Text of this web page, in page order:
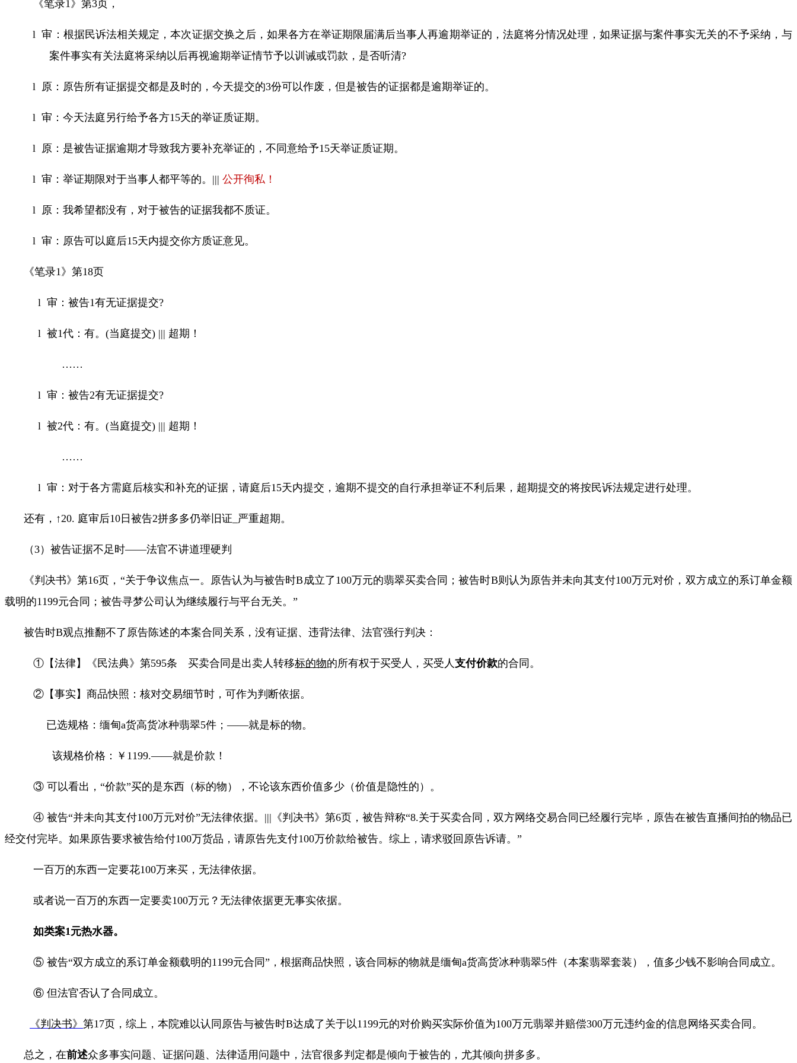
《笔录1 》第3页，
l 审：根据民诉法相关规定，本次证据交换之后，如果各方在举证期限届满后当事人再逾期举证的，法庭将分情况处理，如果证据与案件事实无关的不予采纳，与
案件事实有关法庭将采纳以后再视逾期举证情节予以训诫或罚款，是否听清?
l 原：原告所有证据提交都是及时的，今天提交的3份可以作废，但是被告的证据都是逾期举证的。
l 审：今天法庭另行给予各方15天的举证质证期。
l 原：是被告证据逾期才导致我方要补充举证的，不同意给予15天举证质证期。
l 审：举证期限对于当事人都平等的。 |||公开徇私！
l 原：我希望都没有，对于被告的证据我都不质证。
l 审：原告可以庭后15天内提交你方质证意见。
《笔录1 》第18页
l 审：被告1有无证据提交?
l 被1代：有。 (当庭提交) ||| 超期！
……
l 审：被告2有无证据提交?
l 被2代：有。 (当庭提交) ||| 超期！
……
l 审：对于各方需庭后核实和补充的证据，请庭后15天内提交，逾期不提交的自行承担举证不利后果，超期提交的将按民诉法规定进行处理。
还有，↑20. 庭审后10日被告2拼多多仍举旧证 严重超期。
（3）被告证据不足时——法官不讲道理硬判
《判决书》第16页，“关于争议焦点一。原告认为与被告时B成立了100万元的翡翠买卖合同；被告时B则认为原告并未向其支付100万元对价，双方成立的系订单金额
载明的1199元合同；被告寻梦公司认为继续履行与平台无关。”
被告时B观点推翻不了原告陈述的本案合同关系，没有证据、违背法律、法官强行判决：
①【法律】《民法典》第595条 买卖合同是出卖人转移标的物的所有权于买受人，买受人 支付价款的合同。
②【事实】商品快照：核对交易细节时，可作为判断依据。
已选规格：缅甸a货高货冰种翡翠5件；——就是标的物。
该规格价格：￥ 1199.——就是价款！
③ 可以看出，“价款”买的是东西（标的物），不论该东西价值多少（价值是隐性的）。
④ 被告“并未向其支付100万元对价”无法律依据。 ||| 《判决书》第6页，被告辩称“8.关于买卖合同，双方网络交易合同已经履行完毕，原告在被告直播间拍的物品已
经交付完毕。如果原告要求被告给付100万货品，请原告先支付100万价款给被告。综上，请求驳回原告诉请。”
一百万的东西一定要花100万来买，无法律依据。
或者说一百万的东西一定要卖100万元？无法律依据更无事实依据。
如类案1 元热水器。
⑤ 被告“双方成立的系订单金额载明的1199元合同”，根据商品快照，该合同标的物就是缅甸a货高货冰种翡翠5件（本案翡翠套装），值多少钱不影响合同成立。
⑥ 但法官否认了合同成立。
《判决书》 第17页，综上，本院难以认同原告与被告时B达成了关于以1199元的对价购买实际价值为100万元翡翠并赔偿300万元违约金的信息网络买卖合同。
总之，在前述众多事实问题、证据问题、法律适用问题中，法官很多判定都是倾向于被告的，尤其倾向拼多多。